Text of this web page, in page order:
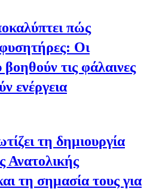
πώς
φυσητήρες: Οι
τις φάλαινες
ενέργεια
τη δημιουργία
Ανατολικής
τη σημασία τους για